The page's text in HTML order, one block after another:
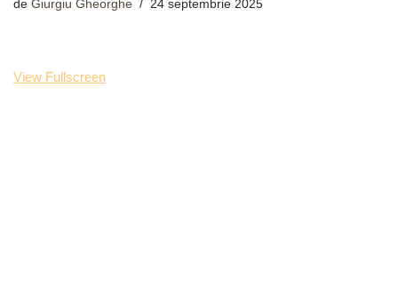
de Giurgiu Gheorghe 24 septembrie 2025
View Fullscreen